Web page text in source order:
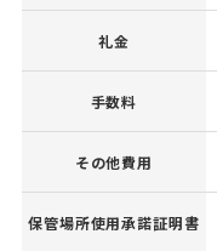
礼金
手数料
その他費用
保管場所使用承諾証明書